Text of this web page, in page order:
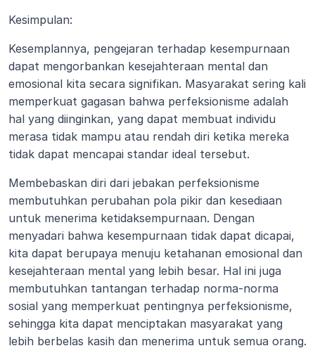
Kesimpulan:
Kesemplannya, pengejaran terhadap kesempurnaan
dapat mengorbankan kesejahteraan mental dan
emosional kita secara signifikan. Masyarakat sering kali
memperkuat gagasan bahwa perfeksionisme adalah
hal yang diinginkan, yang dapat membuat individu
merasa tidak mampu atau rendah diri ketika mereka
tidak dapat mencapai standar ideal tersebut.
Membebaskan diri dari jebakan perfeksionisme
membutuhkan perubahan pola pikir dan kesediaan
untuk menerima ketidaksempurnaan. Dengan
menyadari bahwa kesempurnaan tidak dapat dicapai,
kita dapat berupaya menuju ketahanan emosional dan
kesejahteraan mental yang lebih besar. Hal ini juga
membutuhkan tantangan terhadap norma-norma
sosial yang memperkuat pentingnya perfeksionisme,
sehingga kita dapat menciptakan masyarakat yang
lebih berbelas kasih dan menerima untuk semua orang.